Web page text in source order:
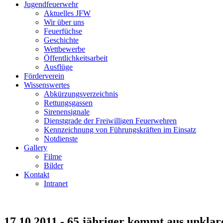
Jugendfeuerwehr
Aktuelles JFW
Wir über uns
Feuerfüchse
Geschichte
Wettbewerbe
Öffentlichkeitsarbeit
Ausflüge
Förderverein
Wissenswertes
Abkürzungsverzeichnis
Rettungsgassen
Sirenensignale
Dienstgrade der Freiwilligen Feuerwehren
Kennzeichnung von Führungskräften im Einsatz
Notdienste
Gallery
Filme
Bilder
Kontakt
Intranet